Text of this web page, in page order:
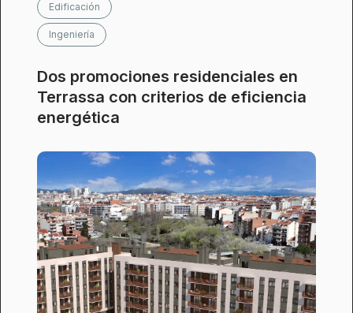
Edificación
Ingeniería
Dos promociones residenciales en
Terrassa con criterios de eficiencia
energética